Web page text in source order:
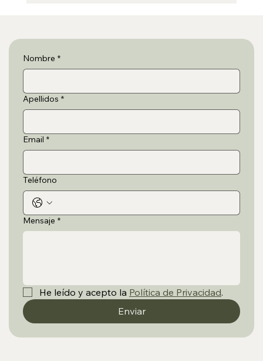
práctica para 2026 gratis)
Nombre *
Apellidos *
Email *
Teléfono
Mensaje *
He leído y acepto la Política de Privacidad.
Enviar